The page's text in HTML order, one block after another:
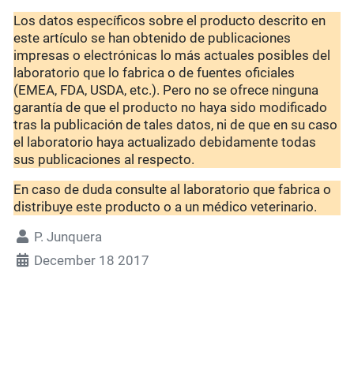
Los datos específicos sobre el producto descrito en
este artículo se han obtenido de publicaciones
impresas o electrónicas lo más actuales posibles del
laboratorio que lo fabrica o de fuentes oficiales
(EMEA, FDA, USDA, etc.). Pero no se ofrece ninguna
garantía de que el producto no haya sido modificado
tras la publicación de tales datos, ni de que en su caso
el laboratorio haya actualizado debidamente todas
sus publicaciones al respecto.
En caso de duda consulte al laboratorio que fabrica o
distribuye este producto o a un médico veterinario.
P. Junquera
December 18 2017